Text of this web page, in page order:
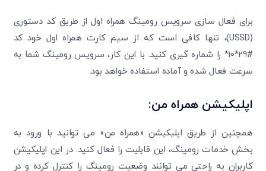
برای فعال سازی سرویس رومینگ همراه اول از طریق کد دستوری
(USSD)، تنها کافی است که از سیم کارت همراه اول خود کد
#29*10* را شماره گیری کنید. با این کار، سرویس رومینگ شما به
سرعت فعال شده و آماده استفاده خواهد بود.
اپلیکیشن همراه من:
همچنین از طریق اپلیکیشن «همراه من» می توانید با ورود به
بخش خدمات رومینگ، این قابلیت را فعال کنید. در این اپلیکیشن
کاربران به راحتی می توانند وضعیت رومینگ را کنترل کرده و در